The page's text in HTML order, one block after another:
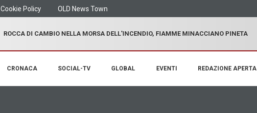
Cookie Policy OLD News Town
ROCCA DI CAMBIO NELLA MORSA DELL'INCENDIO, FIAMME MINACCIANO PINETA
CRONACA SOCIAL-TV GLOBAL EVENTI REDAZIONE APERTA